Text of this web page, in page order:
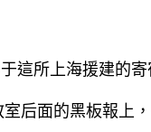
這所上海援建的寄
后面的黑板報上